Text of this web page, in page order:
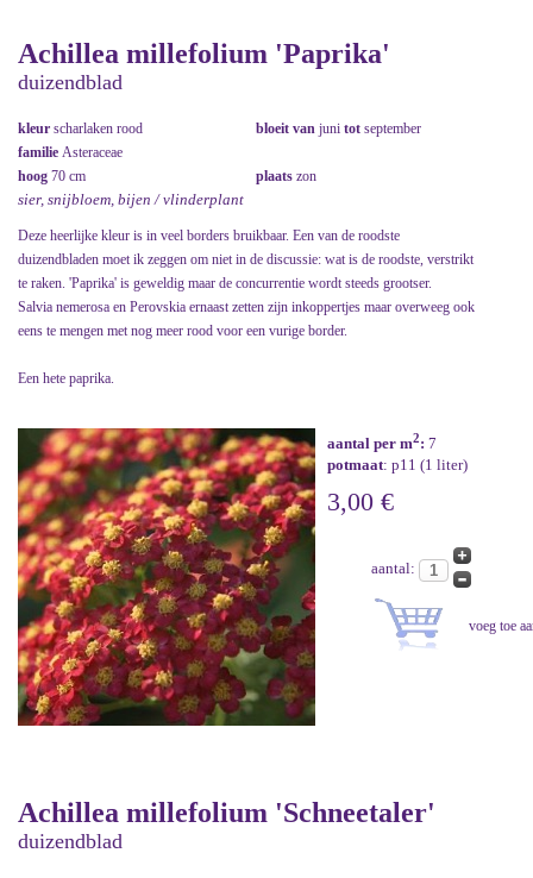
Achillea millefolium 'Paprika'
duizendblad
kleur scharlaken rood bloeit van juni tot september
familie Asteraceae
hoog 70 cm plaats zon
sier, snijbloem, bijen / vlinderplant
Deze heerlijke kleur is in veel borders bruikbaar. Een van de roodste
duizendbladen moet ik zeggen om niet in de discussie: wat is de roodste, verstrikt
te raken. 'Paprika' is geweldig maar de concurrentie wordt steeds grootser.
Salvia nemerosa en Perovskia ernaast zetten zijn inkoppertjes maar overweeg ook
eens te mengen met nog meer rood voor een vurige border.
Een hete paprika.
aantal per m2: 7
potmaat: p11 (1 liter)
3,00 €
aantal:
Achillea millefolium 'Schneetaler'
duizendblad